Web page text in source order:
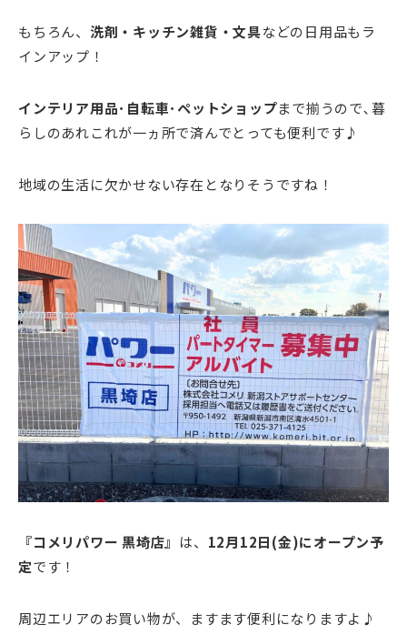
もちろん、 洗剤・キッチン雑貨・文具などの日用品もラ
インアップ！
インテリア用品･自転車･ペットショップまで揃うので､暮
らしのあれこれが一ヵ所で済んでとっても便利です♪
地域の生活に欠かせない存在となりそうですね！
『コメリパワー 黒埼店』 は、 12月12日(金)にオープン予
定です！
周辺エリアのお買い物が、ますます便利になりますよ♪